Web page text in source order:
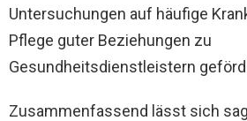
Untersuchungen auf häufige
Pflege guter Beziehungen zu
Gesundheitsdienstleistern
Zusammenfassend lässt sich